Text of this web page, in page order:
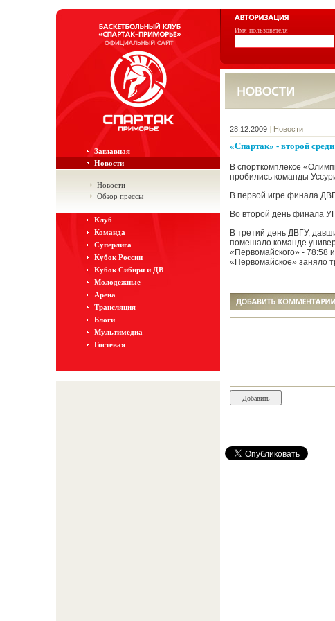
Имя пользователя
Заглавная
Новости
Новости
Обзор прессы
Клуб
Команда
Суперлига
Кубок России
Кубок Сибири и ДВ
Молодежные
Арена
Трансляция
Блоги
Мультимедиа
Гостевая
28.12.2009 | Новости
«Спартак» - второй
В спорткомплексе
пробились команды
В первой игре финала
Во второй день финала
В третий день ДВГУ,
помешало команде
«Первомайского» - 78:58
«Первомайское» заняло